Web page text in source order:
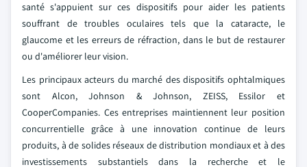
santé s'appuient sur ces dispositifs pour aider les patients
souffrant de troubles oculaires tels que la cataracte, le
glaucome et les erreurs de réfraction, dans le but de restaurer
ou d'améliorer leur vision.
Les principaux acteurs du marché des dispositifs ophtalmiques
sont Alcon, Johnson & Johnson, ZEISS, Essilor et
CooperCompanies. Ces entreprises maintiennent leur position
concurrentielle grâce à une innovation continue de leurs
produits, à de solides réseaux de distribution mondiaux et à des
investissements substantiels dans la recherche et le